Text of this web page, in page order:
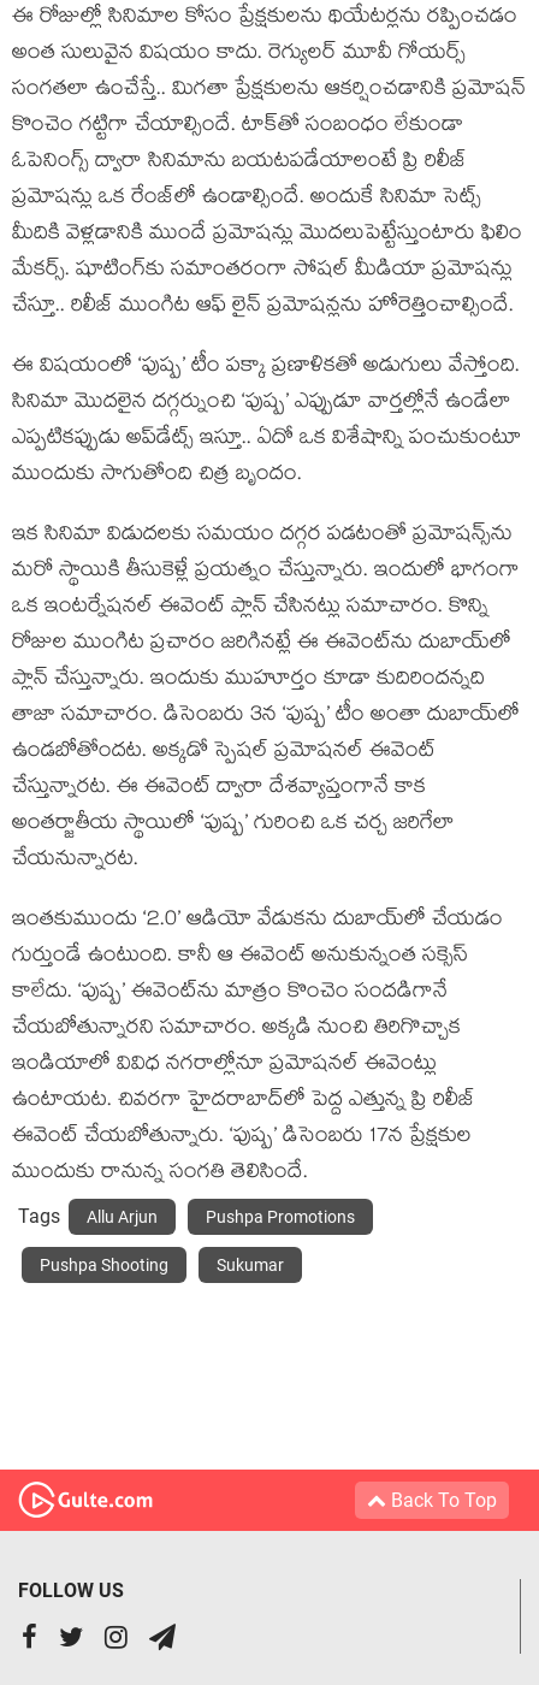
ఈ రోజుల్లో సినిమాల కోసం ప్రేక్షకులను థియేటర్లను రప్పించడం
అంత సులువైన విషయం కాదు. రెగ్యులర్ మూవీ గోయర్స్
సంగతలా ఉంచేస్తే.. మిగతా ప్రేక్షకులను ఆకర్షించడానికి ప్రమోషన్
కొంచెం గట్టిగా చేయాల్సిందే. టాక్‌తో సంబంధం లేకుండా
ఓపెనింగ్స్ ద్వారా సినిమాను బయటపడేయాలంటే ప్రి రిలీజ్
ప్రమోషన్లు ఒక రేంజ్‌లో ఉండాల్సిందే. అందుకే సినిమా సెట్స్
మీదికి వెళ్లడానికి ముందే ప్రమోషన్లు మొదలుపెట్టేస్తుంటారు ఫిలిం
మేకర్స్. షూటింగ్‌కు సమాంతరంగా సోషల్ మీడియా ప్రమోషన్లు
చేస్తూ.. రిలీజ్ ముంగిట ఆఫ్ లైన్ ప్రమోషన్లను హోరెత్తించాల్సిందే.
ఈ విషయంలో ‘పుష్ప’ టీం పక్కా ప్రణాళికతో అడుగులు వేస్తోంది.
సినిమా మొదలైన దగ్గర్నుంచి ‘పుష్ప’ ఎప్పుడూ వార్తల్లోనే ఉండేలా
ఎప్పటికప్పుడు అప్‌డేట్స్ ఇస్తూ.. ఏదో ఒక విశేషాన్ని పంచుకుంటూ
ముందుకు సాగుతోంది చిత్ర బృందం.
ఇక సినిమా విడుదలకు సమయం దగ్గర పడటంతో ప్రమోషన్స్‌ను
మరో స్థాయికి తీసుకెళ్లే ప్రయత్నం చేస్తున్నారు. ఇందులో భాగంగా
ఒక ఇంటర్నేషనల్ ఈవెంట్ ప్లాన్ చేసినట్లు సమాచారం. కొన్ని
రోజుల ముంగిట ప్రచారం జరిగినట్లే ఈ ఈవెంట్‌ను దుబాయ్‌లో
ప్లాన్ చేస్తున్నారు. ఇందుకు ముహూర్తం కూడా కుదిరిందన్నది
తాజా సమాచారం. డిసెంబరు 3న ‘పుష్ప’ టీం అంతా దుబాయ్‌లో
ఉండబోతోందట. అక్కడో స్పెషల్ ప్రమోషనల్ ఈవెంట్
చేస్తున్నారట. ఈ ఈవెంట్ ద్వారా దేశవ్యాప్తంగానే కాక
అంతర్జాతీయ స్థాయిలో ‘పుష్ప’ గురించి ఒక చర్చ జరిగేలా
చేయనున్నారట.
ఇంతకుముందు ‘2.0’ ఆడియో వేడుకను దుబాయ్‌లో చేయడం
గుర్తుండే ఉంటుంది. కానీ ఆ ఈవెంట్ అనుకున్నంత సక్సెస్
కాలేదు. ‘పుష్ప’ ఈవెంట్‌ను మాత్రం కొంచెం సందడిగానే
చేయబోతున్నారని సమాచారం. అక్కడి నుంచి తిరిగొచ్చాక
ఇండియాలో వివిధ నగరాల్లోనూ ప్రమోషనల్ ఈవెంట్లు
ఉంటాయట. చివరగా హైదరాబాద్‌లో పెద్ద ఎత్తున్న ప్రి రిలీజ్
ఈవెంట్ చేయబోతున్నారు. ‘పుష్ప’ డిసెంబరు 17న ప్రేక్షకుల
ముందుకు రానున్న సంగతి తెలిసిందే.
Tags Allu Arjun Pushpa Promotions
Pushpa Shooting Sukumar
Back To Top
FOLLOW US